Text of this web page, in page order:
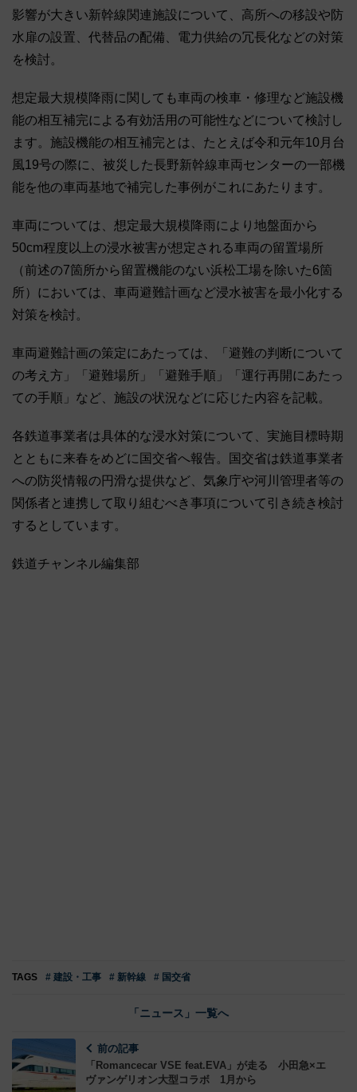
影響が大きい新幹線関連施設について、高所への移設や防
水扉の設置、代替品の配備、電力供給の冗長化などの対策
を検討。
想定最大規模降雨に関しても車両の検車・修理など施設機
能の相互補完による有効活用の可能性などについて検討し
ます。施設機能の相互補完とは、たとえば令和元年10月台
風19号の際に、被災した長野新幹線車両センターの一部機
能を他の車両基地で補完した事例がこれにあたります。
車両については、想定最大規模降雨により地盤面から
50cm程度以上の浸水被害が想定される車両の留置場所
（前述の7箇所から留置機能のない浜松工場を除いた6箇
所）においては、車両避難計画など浸水被害を最小化する
対策を検討。
車両避難計画の策定にあたっては、「避難の判断について
の考え方」「避難場所」「避難手順」「運行再開にあたっ
ての手順」など、施設の状況などに応じた内容を記載。
各鉄道事業者は具体的な浸水対策について、実施目標時期
とともに来春をめどに国交省へ報告。国交省は鉄道事業者
への防災情報の円滑な提供など、気象庁や河川管理者等の
関係者と連携して取り組むべき事項について引き続き検討
するとしています。
鉄道チャンネル編集部
TAGS # 建設・工事 # 新幹線 # 国交省
「ニュース」一覧へ
前の記事
「Romancecar VSE feat.EVA」が走る 小田急×エ
ヴァンゲリオン大型コラボ 1月から